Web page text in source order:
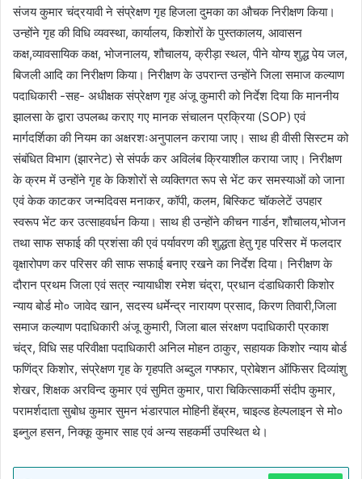
संजय कुमार चंद्रयावी ने संप्रेक्षण गृह हिजला दुमका का औचक निरीक्षण किया।
उन्होंने गृह की विधि व्यवस्था, कार्यालय, किशोरों के पुस्तकालय, आवासन
कक्ष,व्यावसायिक कक्ष, भोजनालय, शौचालय, क्रीड़ा स्थल, पीने योग्य शुद्ध पेय जल,
बिजली आदि का निरीक्षण किया। निरीक्षण के उपरान्त उन्होंने जिला समाज कल्याण
पदाधिकारी -सह- अधीक्षक संप्रेक्षण गृह अंजू कुमारी को निर्देश दिया कि माननीय
झालसा के द्वारा उपलब्ध कराए गए मानक संचालन प्रक्रिया (SOP) एवं
मार्गदर्शिका की नियम का अक्षरशःअनुपालन कराया जाए। साथ ही वीसी सिस्टम को
संबंधित विभाग (झारनेट) से संपर्क कर अविलंब क्रियाशील कराया जाए। निरीक्षण
के क्रम में उन्होंने गृह के किशोरों से व्यक्तिगत रूप से भेंट कर समस्याओं को जाना
एवं केक काटकर जन्मदिवस मनाकर, कॉपी, कलम, बिस्किट चॉकलेटें उपहार
स्वरूप भेंट कर उत्साहवर्धन किया। साथ ही उन्होंने कीचन गार्डन, शौचालय,भोजन
तथा साफ सफाई की प्रशंसा की एवं पर्यावरण की शुद्धता हेतु गृह परिसर में फलदार
वृक्षारोपण कर परिसर की साफ सफाई बनाए रखने का निर्देश दिया। निरीक्षण के
दौरान प्रथम जिला एवं सत्र न्यायाधीश रमेश चंद्रा, प्रधान दंडाधिकारी किशोर
न्याय बोर्ड मो० जावेद खान, सदस्य धर्मेन्द्र नारायण प्रसाद, किरण तिवारी,जिला
समाज कल्याण पदाधिकारी अंजू कुमारी, जिला बाल संरक्षण पदाधिकारी प्रकाश
चंद्र, विधि सह परिवीक्षा पदाधिकारी अनिल मोहन ठाकुर, सहायक किशोर न्याय बोर्ड
फणिंद्र किशोर, संप्रेक्षण गृह के गृहपति अब्दुल गफ्फार, प्रोबेशन ऑफिसर दिव्यांशु
शेखर, शिक्षक अरविन्द कुमार एवं सुमित कुमार, पारा चिकित्साकर्मी संदीप कुमार,
परामर्शदाता सुबोध कुमार सुमन भंडारपाल मोहिनी हेंब्रम, चाइल्ड हेल्पलाइन से मो०
इब्नुल हसन, निक्कू कुमार साह एवं अन्य सहकर्मी उपस्थित थे।